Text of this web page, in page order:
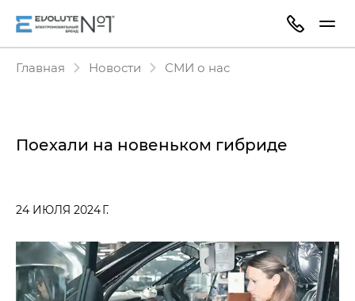
Главная Новости СМИ о нас
Поехали на новеньком гибриде
24 ИЮЛЯ 2024 Г.